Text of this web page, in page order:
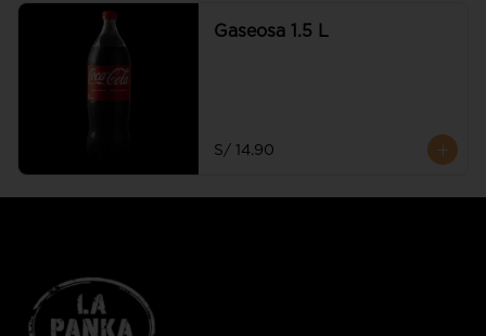
Gaseosa 1.5 L
S/ 14.90